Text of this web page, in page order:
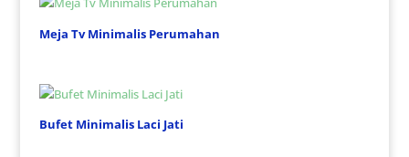
Meja Tv Minimalis Perumahan
Bufet Minimalis Laci Jati